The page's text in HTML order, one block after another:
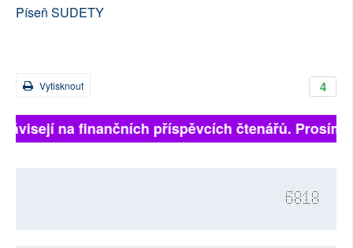
Píseň SUDETY
4
Vytisknout
na finančních příspěvcích čtenářů. Prosíme,
6818